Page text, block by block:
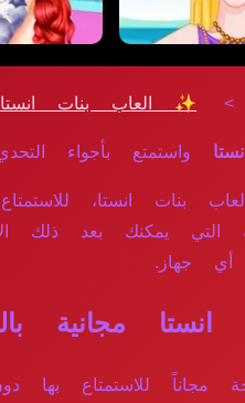
> ✨ العاب بنات انستا
واستمتع بأجواء
بنات انستا،
التي يمكنك بعد ذلك
جهاز.
مجانية
مجاناً للاستمتاع